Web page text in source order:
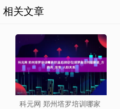
相关文章
科元网 郑州塔罗培训哪家